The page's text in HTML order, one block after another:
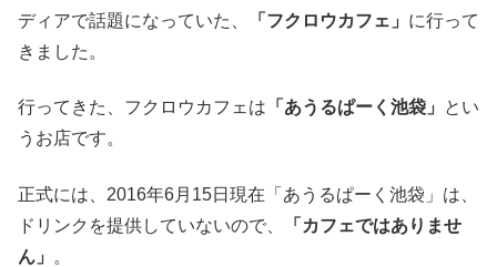
ディアで話題になっていた、
「フクロウカフェ」 に行って
きました。
行ってきた、フクロウカフェは 「あうるぱーく池袋」
とい
うお店です。
正式には、2016年6月15日現在「あうるぱーく池袋」は、
ドリンクを提供していないので、
「カフェではありませ
ん」
。